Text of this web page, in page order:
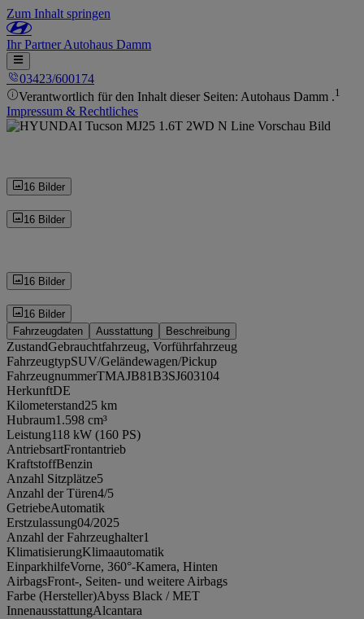
Zum Inhalt springen
IhrPartnerAutohaus Damm
03423/600174
Verantwortlich für den Inhalt dieser Seiten: Autohaus Damm .1
Impressum & Rechtliches
16 Bilder
16 Bilder
16 Bilder
16 Bilder
Fahrzeugdaten
Ausstattung Beschreibung
ZustandGebrauchtfahrzeug, Vorführfahrzeug
FahrzeugtypSUV/Geländewagen/Pickup
FahrzeugnummerTMAJB81B3SJ603104
HerkunftDE
Kilometerstand25 km
Hubraum1.598 cm³
Leistung118 kW (160 PS)
AntriebsartFrontantrieb
KraftstoffBenzin
Anzahl Sitzplätze5
Anzahl der Türen4/5
GetriebeAutomatik
Erstzulassung04/2025
Anzahl der Fahrzeughalter1
KlimatisierungKlimaautomatik
EinparkhilfeVorne, 360°-Kamera, Hinten
AirbagsFront-, Seiten- und weitere Airbags
Farbe (Hersteller)Abyss Black / MET
InnenausstattungAlcantara